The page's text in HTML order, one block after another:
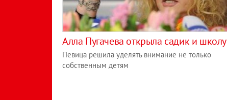
Алла Пугачева открыла садик и школу
Певица решила уделять внимание не только
собственным детям